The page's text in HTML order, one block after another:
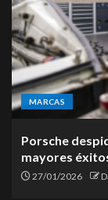
MARCAS
Porsche
mayores
27/01/2026